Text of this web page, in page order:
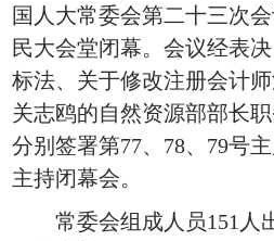
国人大常委会第二十三次
民大会堂闭幕。会议经表
标法、关于修改注册会计
关志鸥的自然资源部部长
分别签署第77、78、79号
主持闭幕会。
常委会组成人员151人